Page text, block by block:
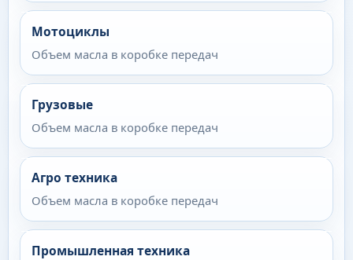
Мотоциклы
Объем масла в коробке передач
Грузовые
Объем масла в коробке передач
Агро техника
Объем масла в коробке передач
Промышленная техника